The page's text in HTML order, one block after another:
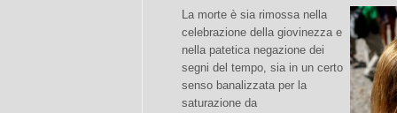
La morte è sia rimossa nella
celebrazione della giovinezza e
nella patetica negazione dei
segni del tempo, sia in un certo
senso banalizzata per la
saturazione da